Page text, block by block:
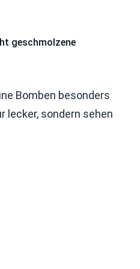
geschmolzene
Bomben besonders
lecker, sondern sehen